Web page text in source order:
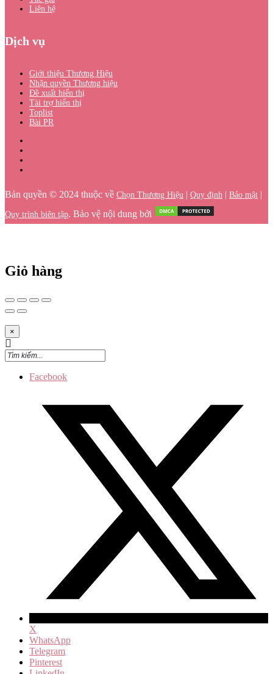
Liên hệ
Dịch vụ
Giới thiệu Thương Hiệu
Nhận quyền Thương hiệu
Đề xuất hiển thị
Tài trợ hiển thị
Toplist
Bài PR
Bản quyền © 2024 thuộc về Chọn Thương Hiệu | Quy định | Bảo mật |
Quy trình biên tập. Bảo vệ nội dung bởi
Giỏ hàng
×
Facebook
X
WhatsApp
Telegram
Pinterest